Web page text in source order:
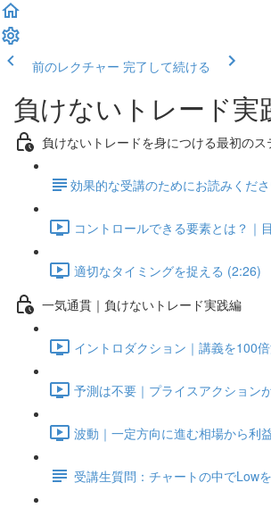
前のレクチャー 完了して続ける
負けないトレード実
負けないトレードを身につける最初のス
効果的な受講のためにお読みくだ
コントロールできる要素とは？｜
適切なタイミングを捉える (2:26)
一気通貫｜負けないトレード実践編
イントロダクション｜講義を100
予測は不要｜プライスアクション
波動｜一定方向に進む相場から利
受講生質問：チャートの中でLow